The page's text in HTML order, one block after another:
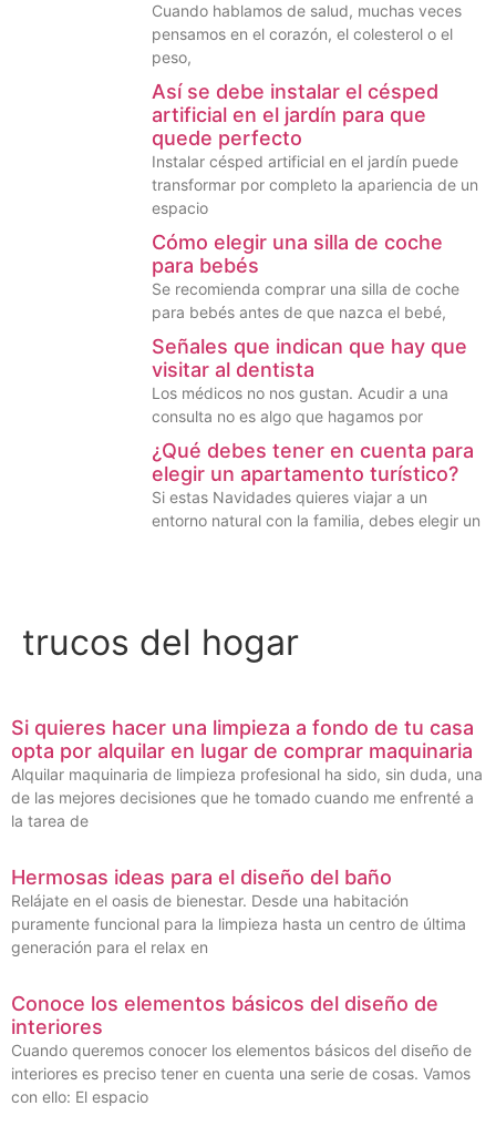
Cuando hablamos de salud, muchas veces
pensamos en el corazón, el colesterol o el
peso,
Así se debe instalar el césped
artificial en el jardín para que
quede perfecto
Instalar césped artificial en el jardín puede
transformar por completo la apariencia de un
espacio
Cómo elegir una silla de coche
para bebés
Se recomienda comprar una silla de coche
para bebés antes de que nazca el bebé,
Señales que indican que hay que
visitar al dentista
Los médicos no nos gustan. Acudir a una
consulta no es algo que hagamos por
¿Qué debes tener en cuenta para
elegir un apartamento turístico?
Si estas Navidades quieres viajar a un
entorno natural con la familia, debes elegir un
trucos del hogar
Si quieres hacer una limpieza a fondo de tu casa
opta por alquilar en lugar de comprar maquinaria
Alquilar maquinaria de limpieza profesional ha sido, sin duda, una
de las mejores decisiones que he tomado cuando me enfrenté a
la tarea de
Hermosas ideas para el diseño del baño
Relájate en el oasis de bienestar. Desde una habitación
puramente funcional para la limpieza hasta un centro de última
generación para el relax en
Conoce los elementos básicos del diseño de
interiores
Cuando queremos conocer los elementos básicos del diseño de
interiores es preciso tener en cuenta una serie de cosas. Vamos
con ello: El espacio